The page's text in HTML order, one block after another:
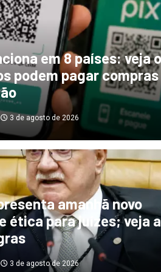
indica
diminuindo
secas de
3 de agosto de 2026
em 8 países: veja
podem pagar compras
3 de agosto de 2026
amanhã novo
ética para juízes; veja
3 de agosto de 2026